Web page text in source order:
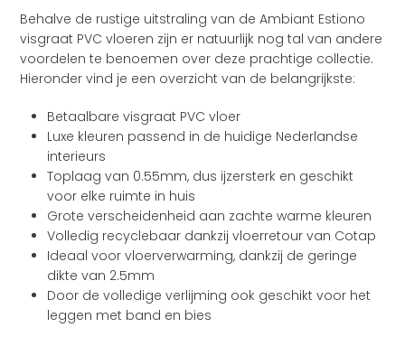
Behalve de rustige uitstraling van de Ambiant Estiono
visgraat PVC vloeren zijn er natuurlijk nog tal van andere
voordelen te benoemen over deze prachtige collectie.
Hieronder vind je een overzicht van de belangrijkste:
Betaalbare visgraat PVC vloer
Luxe kleuren passend in de huidige Nederlandse
interieurs
Toplaag van 0.55mm, dus ijzersterk en geschikt
voor elke ruimte in huis
Grote verscheidenheid aan zachte warme kleuren
Volledig recyclebaar dankzij vloerretour van Cotap
Ideaal voor vloerverwarming, dankzij de geringe
dikte van 2.5mm
Door de volledige verlijming ook geschikt voor het
leggen met band en bies